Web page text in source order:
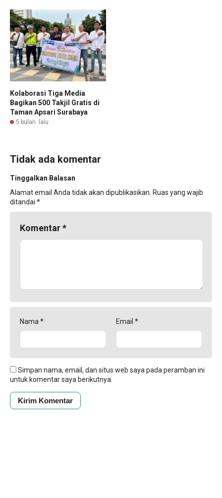
Kolaborasi Tiga Media
Bagikan 500 Takjil Gratis di
Taman Apsari Surabaya
5 bulan lalu
Tidak ada komentar
Tinggalkan Balasan
Alamat email Anda tidak akan dipublikasikan. Ruas yang wajib
ditandai *
Komentar*
Nama * Email *
Simpan nama, email, dan situs web saya pada peramban ini
untuk komentar saya berikutnya.